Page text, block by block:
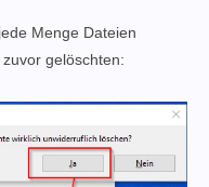
Menge Dateien
gelöschten: